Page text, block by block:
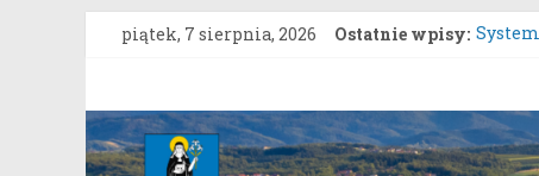
Przejdź
piątek, 7 sierpnia, 2026 Ostatnie wpisy:
Stary
Gmina